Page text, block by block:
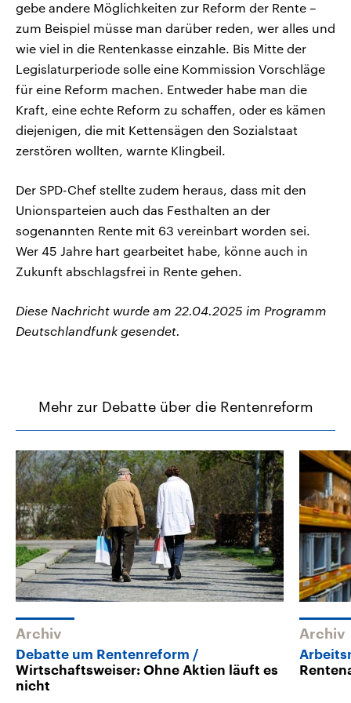
gebe andere Möglichkeiten zur Reform der Rente –
zum Beispiel müsse man darüber reden, wer alles und
wie viel in die Rentenkasse einzahle. Bis Mitte der
Legislaturperiode solle eine Kommission Vorschläge
für eine Reform machen. Entweder habe man die
Kraft, eine echte Reform zu schaffen, oder es kämen
diejenigen, die mit Kettensägen den Sozialstaat
zerstören wollten, warnte Klingbeil.
Der SPD-Chef stellte zudem heraus, dass mit den
Unionsparteien auch das Festhalten an der
sogenannten Rente mit 63 vereinbart worden sei.
Wer 45 Jahre hart gearbeitet habe, könne auch in
Zukunft abschlagsfrei in Rente gehen.
Diese Nachricht wurde am 22.04.2025 im Programm
Deutschlandfunk gesendet.
Mehr zur Debatte über die Rentenreform
Archiv
Debatte um Rentenreform
Wirtschaftsweiser: Ohne Aktien läuft es
nicht
Archiv